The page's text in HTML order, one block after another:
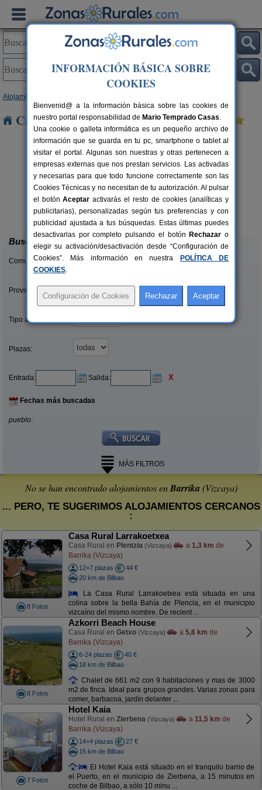
Alojamientos
Casas Rurales cerca de Barrika
20 pers.
desde15 €
Monte Baserria
Bolíbar (Vizcaya)
Buscar
Comunidades:
Provincias/Islas:
Tipo alquiler:
Plazas:
Entrada: Salida: X
Fechas más buscadas
pueblo:
MÁS FILTROS
No se han encontrado alojamientos enBarrika (Vizcaya)
... PERO, TE SUGERIMOS ALOJAMIENTOS CERCANOS
:
8 Fotos
Casa Rural Larrakoetxea
Casa Rural en Plentzia (Vizcaya) a 1,3 km de
Barrika (Vizcaya)
12+7 plazas
44 €
20 km de Bilbao
La Casa Rural Larrakoetxea está situada en una
colina sobre la bella Bahía de Plencia, en el municipio
vizcaíno del mismo nombre. De recient ...
8 Fotos
Azkorri Beach House
Casa Rural en Getxo (Vizcaya) a 5,6 km de
Barrika (Vizcaya)
6-24 plazas
40 €
18 km de Bilbao
Chalet de 661 m2 con 9 habitaciones y mas de 3000
m2 de finca. Ideal para grupos grandes. Varias zonas para
comer, barbacoa, jardín delanter ...
7 Fotos
Hotel Kaia
Hotel Rural en Zierbena (Vizcaya) a 11,5 km de
Barrika (Vizcaya)
14+4 plazas
27 €
15 km de Bilbao
El Hotel Kaia está situado en el tranquilo barrio de
el Puerto, en el municipio de Zierbena, a 15 minutos en
coche de Bilbao, a sólo 10 minu ...
INFORMACIÓN BÁSICA SOBRE
COOKIES
Bienvenid@ a la información básica sobre las cookies de
nuestro portal responsabilidad de Mario Temprado Casas.
Una cookie o galleta informática es un pequeño archivo de
información que se guarda en tu pc, smartphone o tablet al
visitar el portal. Algunas son nuestras y otras pertenecen a
empresas externas que nos prestan servicios. Las activadas
y necesarias para que todo funcione correctamente son las
Cookies Técnicas y no necesitan de tu autorización. Al pulsar
el botónAceptar activarás el resto de cookies (analíticas y
publicitarias), personalizadas según tus preferencias y con
publicidad ajustada a tus búsquedas. Estas últimas puedes
desactivarlas por completo pulsando el botón Rechazar o
elegir su activación/desactivación desde “Configuración de
Cookies”. Más información en nuestra
POLÍTICA DE
COOKIES.